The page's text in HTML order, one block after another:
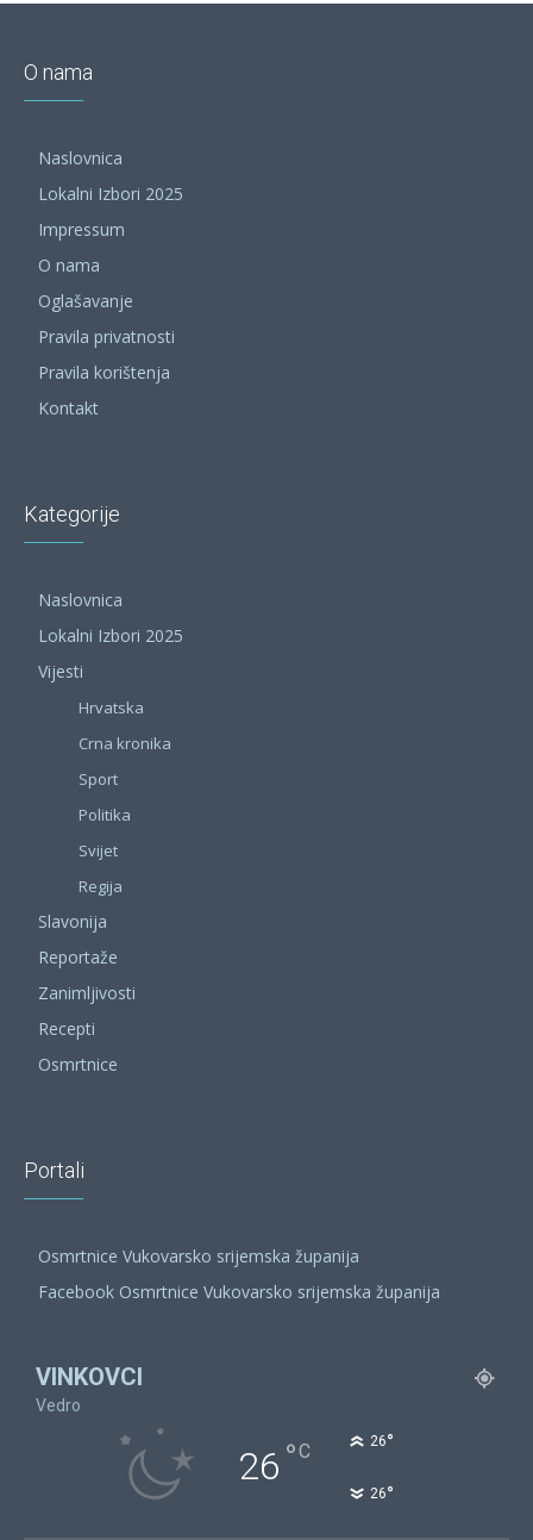
O nama
Naslovnica
Lokalni Izbori 2025
Impressum
O nama
Oglašavanje
Pravila privatnosti
Pravila korištenja
Kontakt
Kategorije
Naslovnica
Lokalni Izbori 2025
Vijesti
Hrvatska
Crna kronika
Sport
Politika
Svijet
Regija
Slavonija
Reportaže
Zanimljivosti
Recepti
Osmrtnice
Portali
Osmrtnice Vukovarsko srijemska županija
Facebook Osmrtnice Vukovarsko srijemska županija
VINKOVCI
Vedro
26 °C 26°
26°